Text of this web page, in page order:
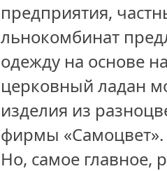
предприятия,
льнокомбинат
одежду на основе
церковный ладан
изделия из
фирмы «Самоцвет».
Но, самое главное,